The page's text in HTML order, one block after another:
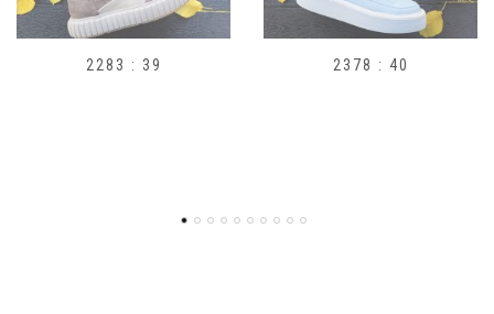
2378 : 40 H1